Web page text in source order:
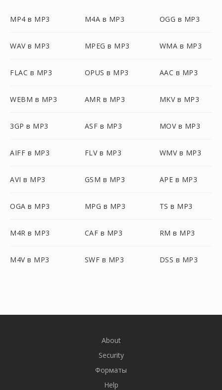
MP4 в MP3 M4A в MP3 OGG в MP3
WAV в MP3 MPEG в MP3 WMA в MP3
FLAC в MP3 OPUS в MP3 AAC в MP3
WEBM в MP3 AMR в MP3 MKV в MP3
3GP в MP3 ASF в MP3 MOV в MP3
AIFF в MP3 FLV в MP3 WMV в MP3
AVI в MP3 GSM в MP3 APE в MP3
OGA в MP3 MPG в MP3 TS в MP3
M4R в MP3 CAF в MP3 RM в MP3
M4V в MP3 SWF в MP3 DSS в MP3
About
Security
Форматы
Help